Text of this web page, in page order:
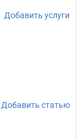
Добавить услуги
Добавить статью